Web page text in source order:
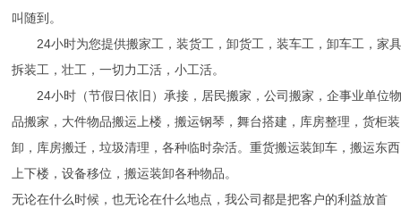
叫随到。
24小时为您提供搬家工，装货工，卸货工，装车工，卸车工，家
拆装工，壮工，一切力工活，小工活。
24小时（节假日依旧）承接，居民搬家，公司搬家，企事业单位
品搬家，大件物品搬运上楼，搬运钢琴，舞台搭建，库房整理，货柜装
卸，库房搬迁，垃圾清理，各种临时杂活。重货搬运装卸车，搬运东西
上下楼，设备移位，搬运装卸各种物品。
无论在什么时候，也无论在什么地点，我公司都是把客户的利益放首